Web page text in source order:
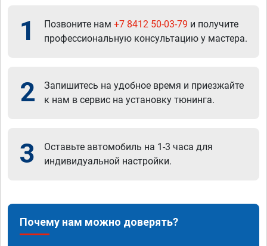
1 Позвоните нам +7 8412 50-03-79 и получите
профессиональную консультацию у мастера.
2
Запишитесь на удобное время и приезжайте
к нам в сервис на установку тюнинга.
3
Оставьте автомобиль на 1-3 часа для
индивидуальной настройки.
Почему нам можно доверять?